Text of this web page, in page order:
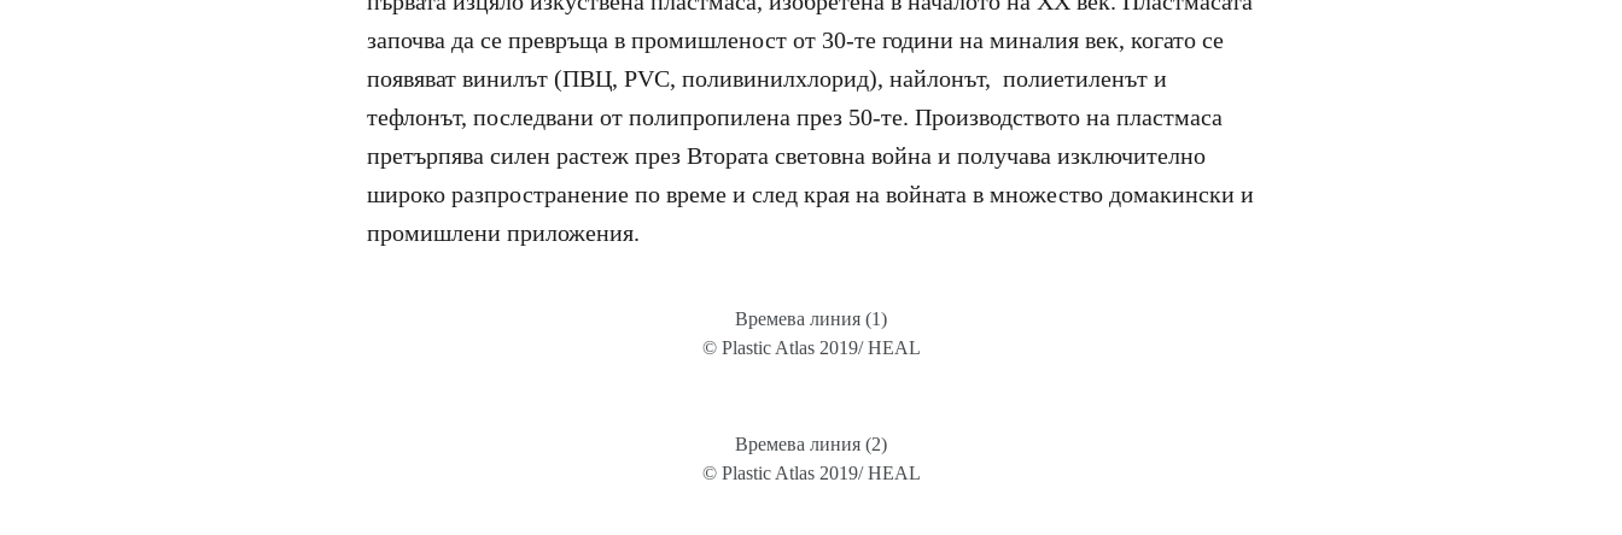
започва да се превръща в промишленост от 30-те години на миналия век, когато се
появяват винилът (ПВЦ, PVC, поливинилхлорид), найлонът, полиетиленът и
тефлонът, последвани от полипропилена през 50-те. Производството на пластмаса
претърпява силен растеж през Втората световна война и получава изключително
широко разпространение по време и след края на войната в множество домакински и
промишлени приложения.
Времева линия (1)
© Plastic Atlas 2019/ HEAL
Времева линия (2)
© Plastic Atlas 2019/ HEAL